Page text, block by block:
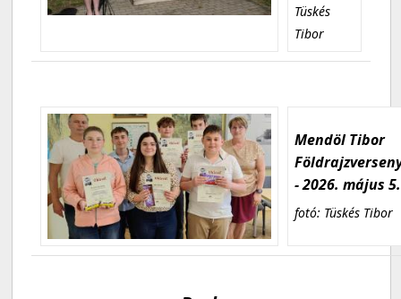
Tüskés
Tibor
Mendöl Tibor
- 2026. május 5.
fotó: Tüskés Tibor